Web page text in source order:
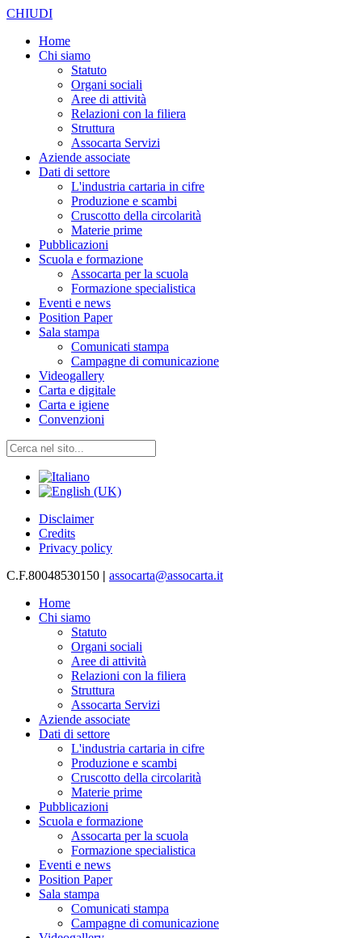
CHIUDI
Home
Chi siamo
Statuto
Organi sociali
Aree di attività
Relazioni con la filiera
Struttura
Assocarta Servizi
Aziende associate
Dati di settore
L'industria cartaria in cifre
Produzione e scambi
Cruscotto della circolarità
Materie prime
Pubblicazioni
Scuola e formazione
Assocarta per la scuola
Formazione specialistica
Eventi e news
Position Paper
Sala stampa
Comunicati stampa
Campagne di comunicazione
Videogallery
Carta e digitale
Carta e igiene
Convenzioni
Disclaimer
Credits
Privacy policy
C.F.80048530150 | assocarta@assocarta.it
Home
Chi siamo
Statuto
Organi sociali
Aree di attività
Relazioni con la filiera
Struttura
Assocarta Servizi
Aziende associate
Dati di settore
L'industria cartaria in cifre
Produzione e scambi
Cruscotto della circolarità
Materie prime
Pubblicazioni
Scuola e formazione
Assocarta per la scuola
Formazione specialistica
Eventi e news
Position Paper
Sala stampa
Comunicati stampa
Campagne di comunicazione